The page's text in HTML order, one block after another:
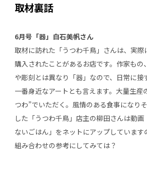
取材裏話
6月号「器」白石美帆さん
取材に訪れた「うつわ千鳥」さんは、実際
購入されたことがあるお店です。作家もの
や彫刻とは異なり「器」なので、日常に接
一番身近なアートとも言えます。大量生産
つわ”でいただく。風情のある食事になり
した「うつわ千鳥」店主の柳田さんは動画
ないごはん」をネットにアップしています
組み合わせの参考にしてみては？